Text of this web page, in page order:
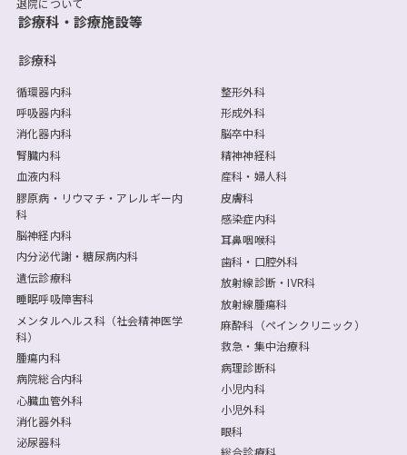
診療科・診療施設等
診療科
循環器内科
呼吸器内科
消化器内科
腎臓内科
血液内科
膠原病・リウマチ・アレルギー内
科
脳神経内科
内分泌代謝・糖尿病内科
遺伝診療科
睡眠呼吸障害科
メンタルヘルス科（社会精神医学
科）
腫瘍内科
病院総合内科
心臓血管外科
消化器外科
泌尿器科
整形外科
形成外科
脳卒中科
精神神経科
産科・婦人科
皮膚科
感染症内科
耳鼻咽喉科
歯科・口腔外科
放射線診断・IVR科
放射線腫瘍科
麻酔科（ペインクリニック）
救急・集中治療科
病理診断科
小児内科
小児外科
眼科